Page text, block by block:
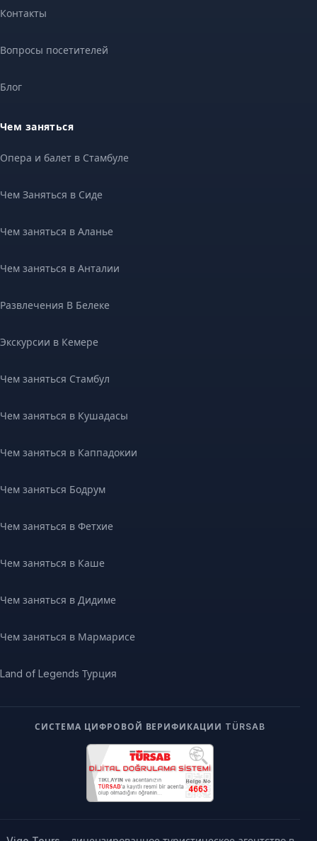
Контакты
Вопросы посетителей
Блог
Чем заняться
Опера и балет в Стамбуле
Чем Заняться в Сиде
Чем заняться в Аланье
Чем заняться в Анталии
Развлечения В Белеке
Экскурсии в Кемере
Чем заняться Стамбул
Чем заняться в Кушадасы
Чем заняться в Каппадокии
Чем заняться Бодрум
Чем заняться в Фетхие
Чем заняться в Каше
Чем заняться в Дидиме
Чем заняться в Мармарисе
Land of Legends Турция
СИСТЕМА ЦИФРОВОЙ ВЕРИФИКАЦИИ TÜRSAB